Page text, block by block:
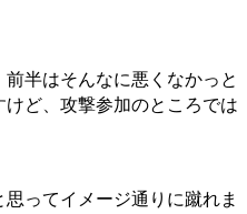
半はそんなに悪くなかっと
ど、攻撃参加のところでは
ってイメージ通りに蹴れま